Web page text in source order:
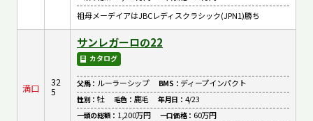
祖母メーデイアはJBCレディスクラシック(JPN1)勝ち
満口
32
5
サンレガーロの22
カタログ
父馬： ルーラーシップ BMS： ディープインパクト
性別：牡 毛色： 鹿毛 年月日： 4/23
一頭の総額： 1,200万円 一口価格： 60万円